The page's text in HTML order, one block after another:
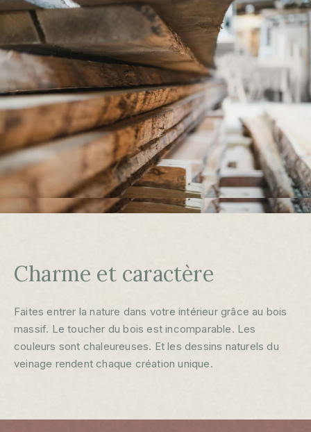
Charme et caractère
Faites entrer la nature dans votre intérieur grâce au bois
massif. Le toucher du bois est incomparable. Les
couleurs sont chaleureuses. Et les dessins naturels du
veinage rendent chaque création unique.